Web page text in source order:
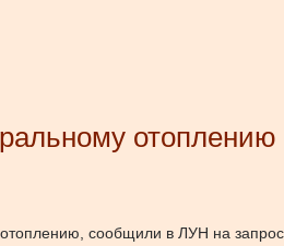
отоплению
сообщили в ЛУН на запрос